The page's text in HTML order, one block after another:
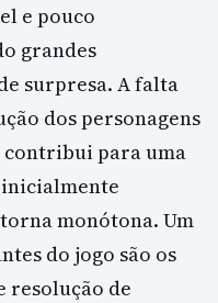
e pouco
grandes
surpresa. A falta
dos personagens
contribui para uma
monótona. Um
do jogo são os
resolução de